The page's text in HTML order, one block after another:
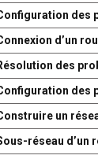
des
d’un
des
des
un
réseau d’un